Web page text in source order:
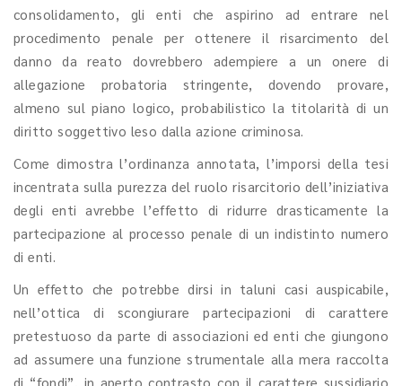
consolidamento, gli enti che aspirino ad entrare nel
procedimento penale per ottenere il risarcimento del
danno da reato dovrebbero adempiere a un onere di
allegazione probatoria stringente, dovendo provare,
almeno sul piano logico, probabilistico la titolarità di un
diritto soggettivo leso dalla azione criminosa.
Come dimostra l’ordinanza annotata, l’imporsi della tesi
incentrata sulla purezza del ruolo risarcitorio dell’iniziativa
degli enti avrebbe l’effetto di ridurre drasticamente la
partecipazione al processo penale di un indistinto numero
di enti.
Un effetto che potrebbe dirsi in taluni casi auspicabile,
nell’ottica di scongiurare partecipazioni di carattere
pretestuoso da parte di associazioni ed enti che giungono
ad assumere una funzione strumentale alla mera raccolta
di “fondi”, in aperto contrasto con il carattere sussidiario